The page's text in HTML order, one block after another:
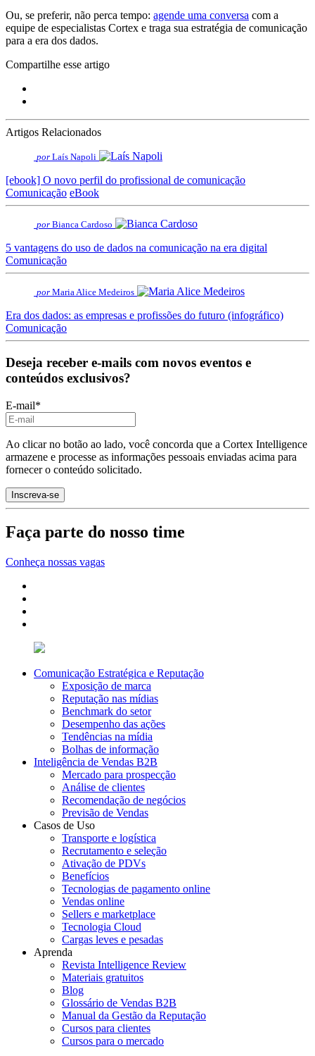
Ou, se preferir, não perca tempo: agende uma conversa com a
equipe de especialistas Cortex e traga sua estratégia de comunicação
para a era dos dados.
Compartilhe esse artigo
Artigos Relacionados
por Laís Napoli
[ebook] O novo perfil do profissional de comunicação
Comunicação eBook
por Bianca Cardoso
5 vantagens do uso de dados na comunicação na era digital
Comunicação
por Maria Alice Medeiros
Era dos dados: as empresas e profissões do futuro (infográfico)
Comunicação
Deseja receber e-mails com novos eventos e
conteúdos exclusivos?
E-mail*
Ao clicar no botão ao lado, você concorda que a Cortex Intelligence
armazene e processe as informações pessoais enviadas acima para
fornecer o conteúdo solicitado.
Faça parte do nosso time
Conheça nossas vagas
Comunicação Estratégica e Reputação
Exposição de marca
Reputação nas mídias
Benchmark do setor
Desempenho das ações
Tendências na mídia
Bolhas de informação
Inteligência de Vendas B2B
Mercado para prospecção
Análise de clientes
Recomendação de negócios
Previsão de Vendas
Casos de Uso
Transporte e logística
Recrutamento e seleção
Ativação de PDVs
Benefícios
Tecnologias de pagamento online
Vendas online
Sellers e marketplace
Tecnologia Cloud
Cargas leves e pesadas
Aprenda
Revista Intelligence Review
Materiais gratuitos
Blog
Glossário de Vendas B2B
Manual da Gestão da Reputação
Cursos para clientes
Cursos para o mercado